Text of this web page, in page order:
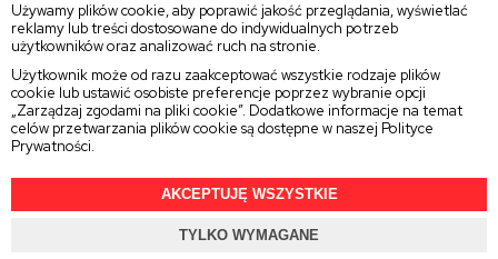
Używamy plików cookie, aby poprawić jakość przeglądania, wyświetlać
reklamy lub treści dostosowane do indywidualnych potrzeb
użytkowników oraz analizować ruch na stronie.
Użytkownik może od razu zaakceptować wszystkie rodzaje plików
cookie lub ustawić osobiste preferencje poprzez wybranie opcji
„Zarządzaj zgodami na pliki cookie”. Dodatkowe informacje na temat
celów przetwarzania plików cookie są dostępne w naszej Polityce
Prywatności.
AKCEPTUJĘ WSZYSTKIE
TYLKO WYMAGANE
Instagram
Twitter
2025 © Wszelkie Prawa ZastrzeżoneRajsoczewek.pl